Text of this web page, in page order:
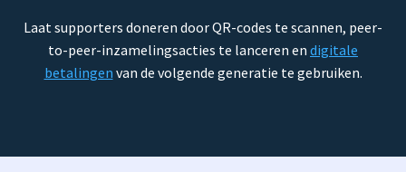
Laat supporters doneren door QR-codes te scannen, peer-
to-peer-inzamelingsacties te lanceren en digitale
betalingen van de volgende generatie te gebruiken.